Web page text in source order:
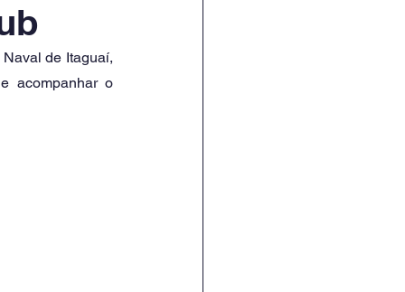
de Itaguaí,
acompanhar o